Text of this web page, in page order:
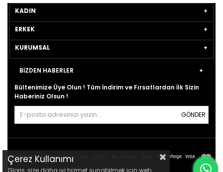
KADIN
ERKEK
KURUMSAL
BİZDEN HABERLER
Bültenimize Üye Olun ! Tüm İndirim ve Fırsatlardan İlk Sizin
Haberiniz Olsun !
GÖNDER
Çerez Kullanımı
Gloris, size daha iyi hizmet sunabilmek için web